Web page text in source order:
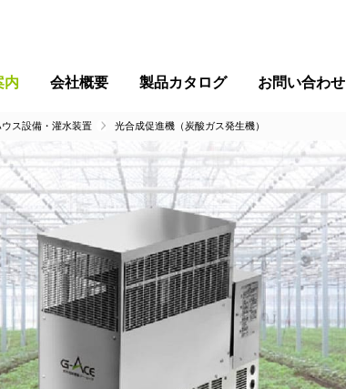
内 会社概要 製品カタログ お問い合わせ
ウス設備・灌水装置 光合成促進機（炭酸ガス発生機）